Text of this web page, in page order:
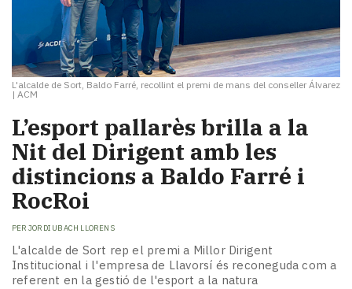
L'alcalde de Sort, Baldo Farré, recollint el premi de mans del conseller Álvarez
| ACM
L’esport pallarès brilla a la
Nit del Dirigent amb les
distincions a Baldo Farré i
RocRoi
PER JORDI UBACH LLORENS
L'alcalde de Sort rep el premi a Millor Dirigent
Institucional i l'empresa de Llavorsí és reconeguda com a
referent en la gestió de l'esport a la natura